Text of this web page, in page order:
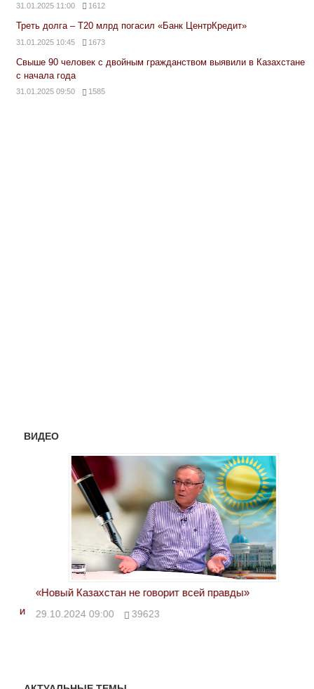
31.01.2025 11:00 1612
Треть долга – Т20 млрд погасил «Банк ЦентрКредит»
31.01.2025 10:45 1673
Свыше 90 человек с двойным гражданством выявили в Казахстане
с начала года
31.01.2025 09:50 1585
ВИДЕО
«Новый Казахстан не говорит всей правды»
29.10.2024 09:00 39623